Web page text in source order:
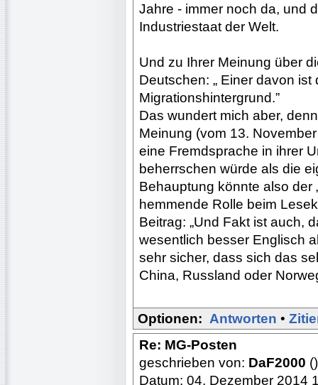
Jahre - immer noch da, und
Industriestaat der Welt.
Und zu Ihrer Meinung über
Deutschen: „ Einer davon
Migrationshintergrund.”
Das wundert mich aber,
Meinung (vom 13.
eine Fremdsprache in ihrer
beherrschen würde als die
Behauptung könnte also der
hemmende Rolle beim
Beitrag: „Und Fakt ist auch,
wesentlich besser Englisch
sehr sicher, dass sich das
China, Russland oder
Optionen: Antworten •
Re: MG-Posten
geschrieben von: DaF2000 ()
Datum: 04. Dezember 2014